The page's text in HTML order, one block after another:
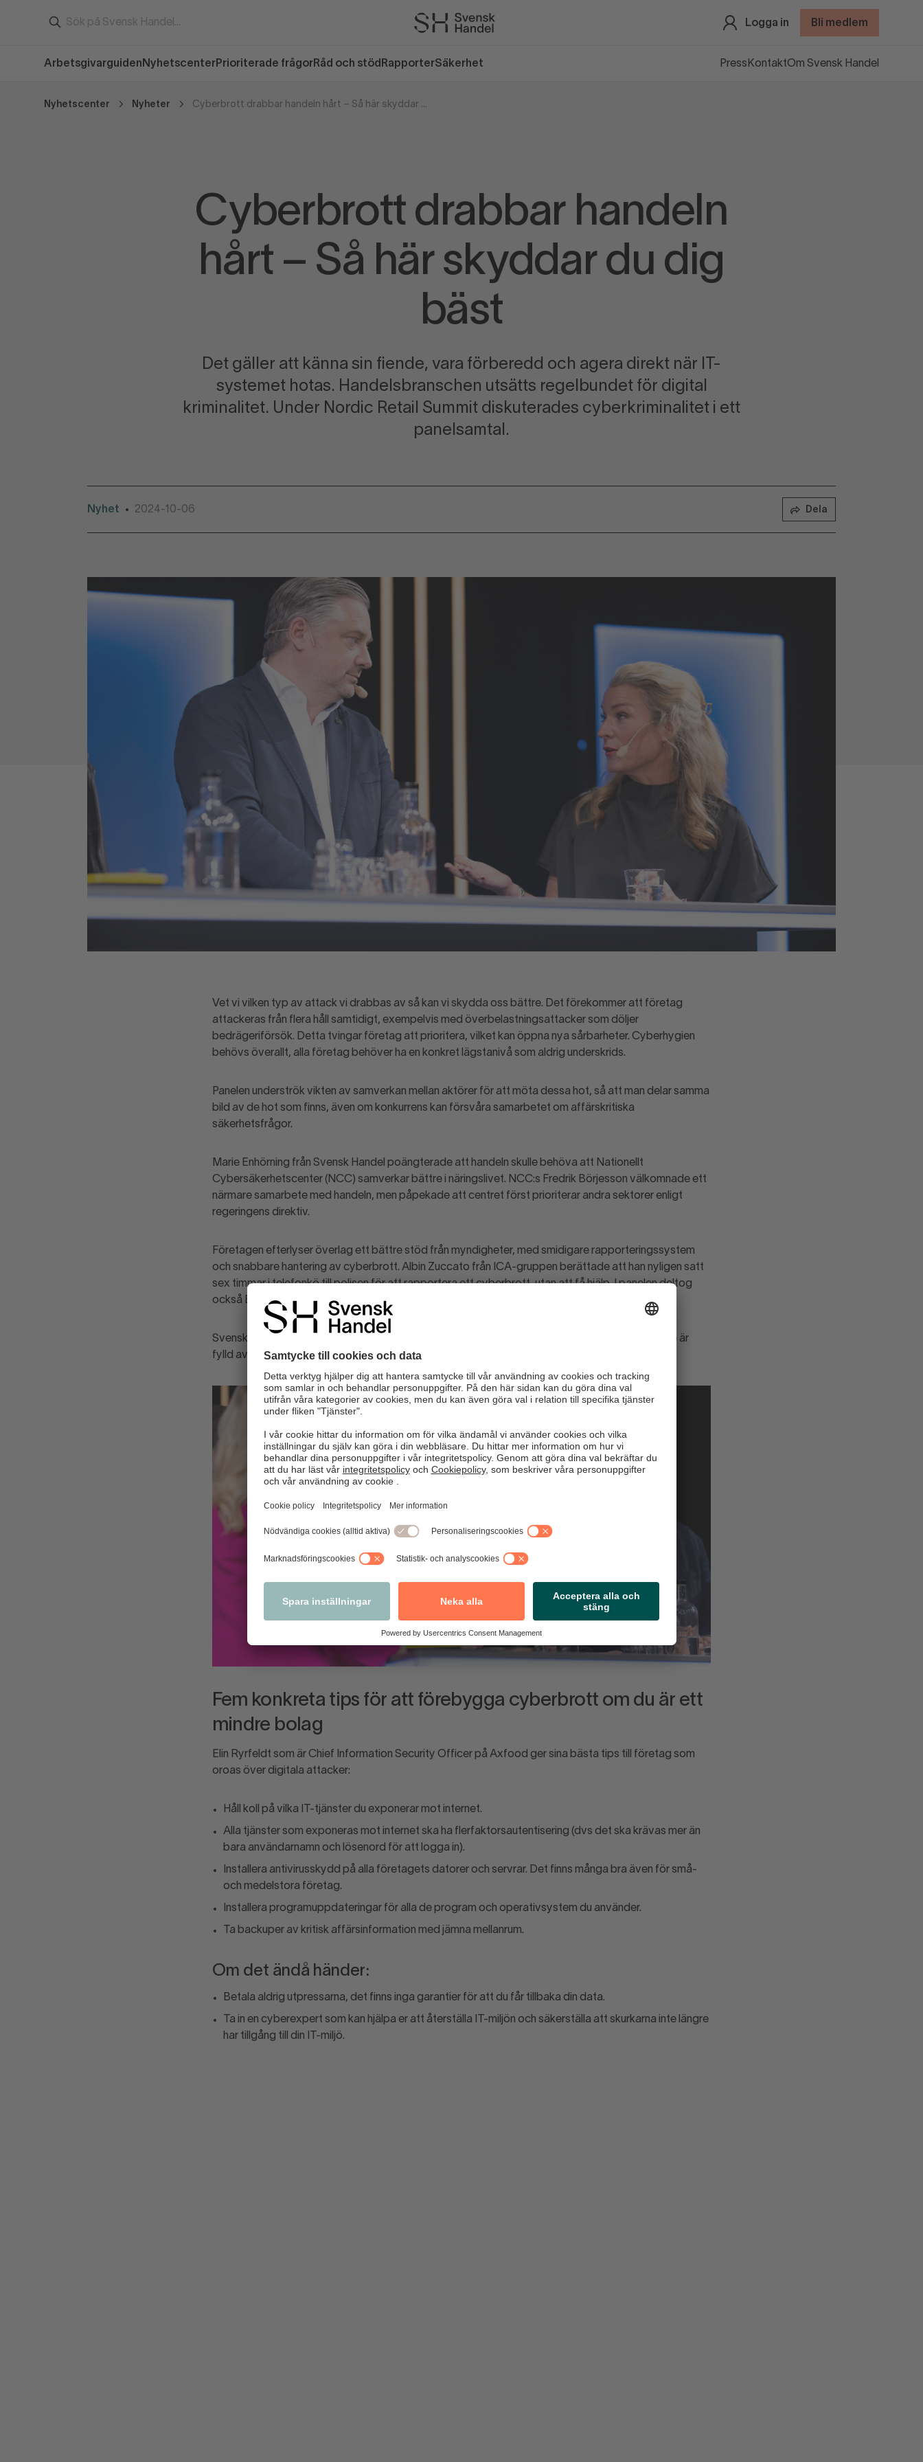
Logga in Bli medlem
Arbetsgivarguiden Nyhetscenter Prioriterade frågor Råd och stöd RapporterSäkerhet Press KontaktOm Svensk Handel
Nyhetscenter Nyheter Cyberbrott drabbar handeln hårt – Så här skyddar du dig bäst
Cyberbrott drabbar handeln
hårt – Så här skyddar du dig
bäst
Det gäller att känna sin fiende, vara förberedd och agera direkt när IT-
systemet hotas. Handelsbranschen utsätts regelbundet för digital
kriminalitet. Under Nordic Retail Summit diskuterades cyberkriminalitet i ett
panelsamtal.
Nyhet • 2024-10-06 Dela
Vet vi vilken typ av attack vi drabbas av så kan vi skydda oss bättre. Det förekommer att företag
attackeras från flera håll samtidigt, exempelvis med överbelastningsattacker som döljer
bedrägeriförsök. Detta tvingar företag att prioritera, vilket kan öppna nya sårbarheter. Cyberhygien
behövs överallt, alla företag behöver ha en konkret lägstanivå som aldrig underskrids.
Panelen underströk vikten av samverkan mellan aktörer för att möta dessa hot, så att man delar samma
bild av de hot som finns, även om konkurrens kan försvåra samarbetet om affärskritiska
säkerhetsfrågor.
Marie Enhörning från Svensk Handel poängterade att handeln skulle behöva att Nationellt
Cybersäkerhetscenter (NCC) samverkar bättre i näringslivet. NCC:s Fredrik Börjesson välkomnade ett
närmare samarbete med handeln, men påpekade att centret först prioriterar andra sektorer enligt
regeringens direktiv.
Företagen efterlyser överlag ett bättre stöd från myndigheter, med smidigare rapporteringssystem
och snabbare hantering av cyberbrott. Albin Zuccato från ICA-gruppen berättade att han nyligen satt
sex timmar i telefonkö till polisen för att rapportera ett cyberbrott, utan att få hjälp. I panelen deltog
också Elin Ryrfeldt från Axfood.
Svensk Handels 9 000 medlemsföretag sitter på enorm kunskap och hemsidan svenskhandel.se är
fylld av matnyttig information kring förebyggande arbete, skydd och skademinimering.
Fem konkreta tips för att förebygga cyberbrott om du är ett
mindre bolag
Elin Ryrfeldt som är Chief Information Security Officer på Axfood ger sina bästa tips till företag som
oroas över digitala attacker:
Håll koll på vilka IT-tjänster du exponerar mot internet.
Alla tjänster som exponeras mot internet ska ha flerfaktorsautentisering (dvs det ska krävas mer än
bara användarnamn och lösenord för att logga in).
Installera antivirusskydd på alla företagets datorer och servrar. Det finns många bra även för små-
och medelstora företag.
Installera programuppdateringar för alla de program och operativsystem du använder.
Ta backuper av kritisk affärsinformation med jämna mellanrum.
Om det ändå händer:
Betala aldrig utpressarna, det finns inga garantier för att du får tillbaka din data.
Ta in en cyberexpert som kan hjälpa er att återställa IT-miljön och säkerställa att skurkarna inte längre
har tillgång till din IT-miljö.